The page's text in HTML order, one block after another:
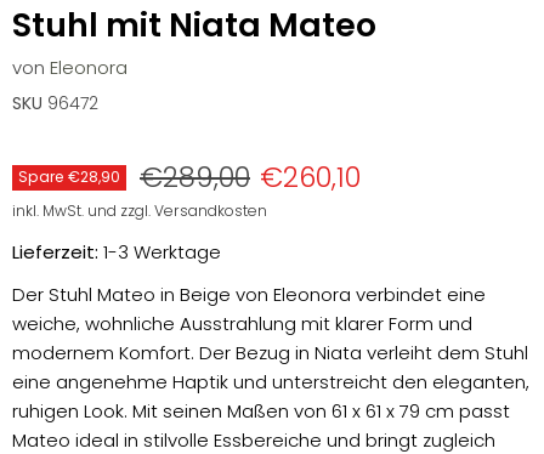
Stuhl mit Niata Mateo
von Eleonora
SKU 96472
Spare €28,90 Preis
€289,00 Aktueller Preis
€260,10
inkl. MwSt. und zzgl. Versandkosten
Lieferzeit: 1-3 Werktage
Der Stuhl Mateo in Beige von Eleonora verbindet eine
weiche, wohnliche Ausstrahlung mit klarer Form und
modernem Komfort. Der Bezug in Niata verleiht dem Stuhl
eine angenehme Haptik und unterstreicht den eleganten,
ruhigen Look. Mit seinen Maßen von 61 x 61 x 79 cm passt
Mateo ideal in stilvolle Essbereiche und bringt zugleich